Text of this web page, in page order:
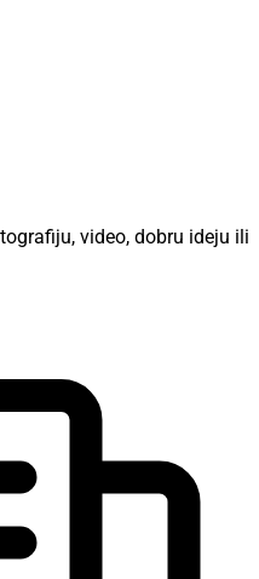
video, dobru ideju ili